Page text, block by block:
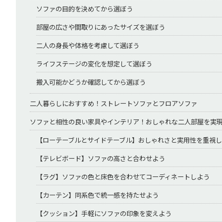
ソファの目的を決めてから選ぼう
部屋の広さや間取りにあったサイズを選ぼう
二人の身長や体格を考慮して選ぼう
ライフステージの変化を想定して選ぼう
搬入可能かどうか確認してから選ぼう
二人暮らしにおすすめ！ストレートソファとフロアソファ
ソファと相性の良い家具やインテリア！おしゃれな二人部屋を実
【ローテーブルとサイドテーブル】おしゃれさと実用性を重視
【テレビボード】ソファの高さと合わせよう
【ラグ】ソファの色と床色を合わせてコーディネートしよう
【カーテン】同系色で統一感を持たせよう
【クッション】手軽にソファの印象を変えよう